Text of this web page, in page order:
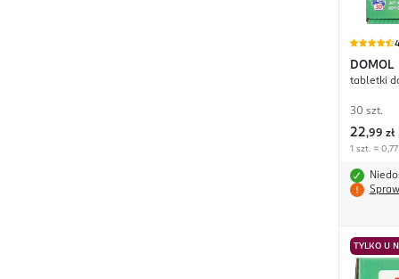
DOMOL
tabletki
30 szt.
22,99 zł
1 szt. = 0,77
TYLKO U